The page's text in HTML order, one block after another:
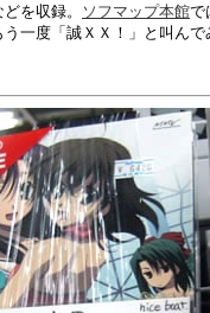
どを収録。 ソフマップ本館で
う一度「誠ＸＸ！」と叫んで